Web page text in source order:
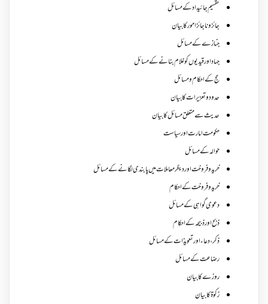
تقسیم جائیداد کے مسائل
جائز و ناجائزامور کا بیان
جنازے کےمسائل
جہاد اور قیدیوں کو غلام بنانے کے مسائل
حج کے احکام ومسائل
حدود و تعزیرات کا بیان
حدیث سے متعلق مسائل کا بیان
حکومت امارت اور سیاست
حوالہ کے مسائل
خرید و فروخت اور دیگر معاملات میں پابندی لگانے کے مسائل
خرید و فروخت کے احکام
دعوی گواہی کے مسائل
ذبح اور ذبیحہ کے احکام
ذکر،دعاء اور تعویذات کے مسائل
رضاعت کے مسائل
روزے کا بیان
زکوة کابیان